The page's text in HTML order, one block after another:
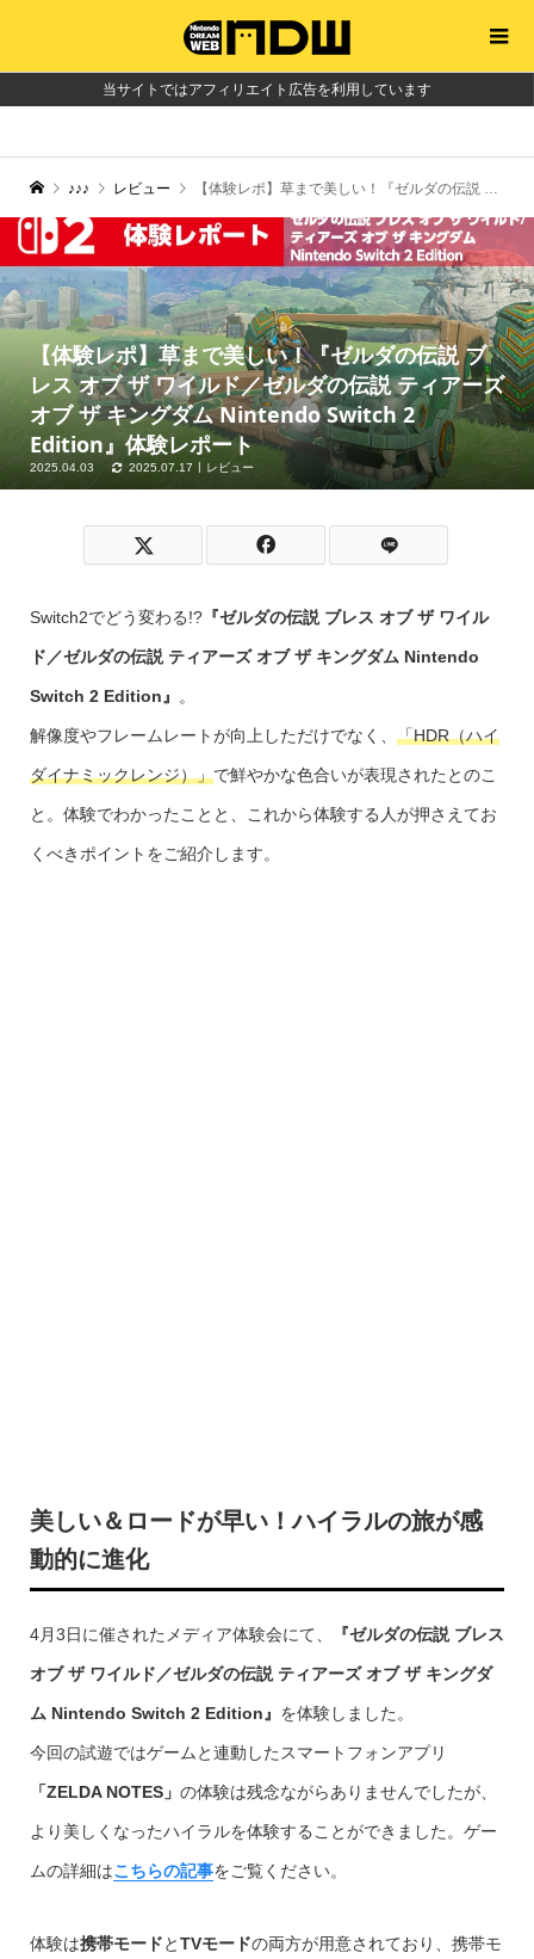
当サイトではアフィリエイト広告を利用しています
♪♪♪ レビュー 【体験レポ】草まで美しい！『ゼルダの伝説 ブレス オブ ザ ワイルド／ゼルダの伝説 ティアーズ オブ ザ キングダム Nintendo Switch 2 Edition』体験レポート
【体験レポ】草まで美しい！『ゼルダの伝説 ブ
レス オブ ザ ワイルド／ゼルダの伝説 ティアーズ
オブ ザ キングダム Nintendo Switch 2
Edition』体験レポート
2025.04.03 2025.07.17 レビュー
Switch2でどう変わる!?『ゼルダの伝説 ブレス オブ ザ ワイル
ド／ゼルダの伝説 ティアーズ オブ ザ キングダム Nintendo
Switch 2 Edition』 。
解像度やフレームレートが向上しただけでなく、 「HDR（ハイ
ダイナミックレンジ）」で鮮やかな色合いが表現されたとのこ
と。体験でわかったことと、これから体験する人が押さえてお
くべきポイントをご紹介します。
美しい＆ロードが早い！ハイラルの旅が感
動的に進化
4月3日に催されたメディア体験会にて、 『ゼルダの伝説 ブレス
オブ ザ ワイルド／ゼルダの伝説 ティアーズ オブ ザ キングダ
ム Nintendo Switch 2 Edition』 を体験しました。
今回の試遊ではゲームと連動したスマートフォンアプリ
「ZELDA NOTES」 の体験は残念ながらありませんでしたが、
より美しくなったハイラルを体験することができました。ゲー
ムの詳細はこちらの記事をご覧ください。
体験は携帯モードとTVモードの両方が用意されており、携帯モ